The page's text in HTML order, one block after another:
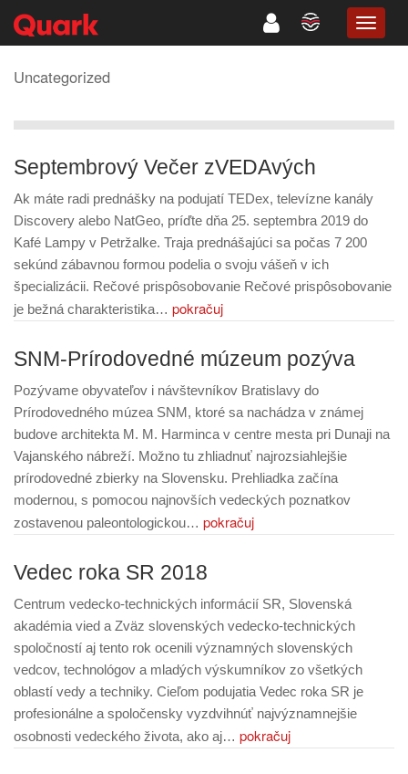
Uncategorized
Septembrový Večer zVEDAvých
Ak máte radi prednášky na podujatí TEDex, televízne kanály
Discovery alebo NatGeo, príďte dňa 25. septembra 2019 do
Kafé Lampy v Petržalke. Traja prednášajúci sa počas 7 200
sekúnd zábavnou formou podelia o svoju vášeň v ich
špecializácii. Rečové prispôsobovanie Rečové prispôsobovanie
je bežná charakteristika… pokračuj
SNM-Prírodovedné múzeum pozýva
Pozývame obyvateľov i návštevníkov Bratislavy do
Prírodovedného múzea SNM, ktoré sa nachádza v známej
budove architekta M. M. Harminca v centre mesta pri Dunaji na
Vajanského nábreží. Možno tu zhliadnuť najrozsiahlejšie
prírodovedné zbierky na Slovensku. Prehliadka začína
modernou, s pomocou najnovších vedeckých poznatkov
zostavenou paleontologickou… pokračuj
Vedec roka SR 2018
Centrum vedecko-technických informácií SR, Slovenská
akadémia vied a Zväz slovenských vedecko-technických
spoločností aj tento rok ocenili významných slovenských
vedcov, technológov a mladých výskumníkov zo všetkých
oblastí vedy a techniky. Cieľom podujatia Vedec roka SR je
profesionálne a spoločensky vyzdvihnúť najvýznamnejšie
osobnosti vedeckého života, ako aj… pokračuj